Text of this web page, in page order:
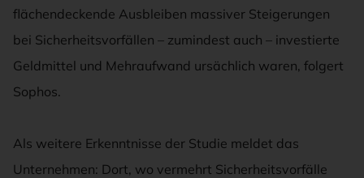
flächendeckende Ausbleiben massiver Steigerungen
bei Sicherheitsvorfällen – zumindest auch – investierte
Geldmittel und Mehraufwand ursächlich waren, folgert
Sophos.
Als weitere Erkenntnisse der Studie meldet das
Unternehmen: Dort, wo vermehrt Sicherheitsvorfälle